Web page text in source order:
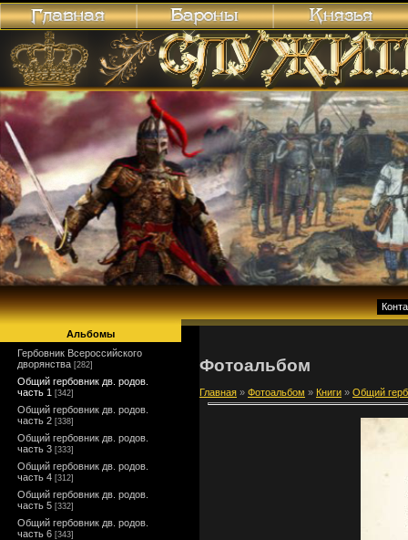
Альбомы
Гербовник Всероссийского
дворянства [282]
Общий гербовник дв. родов.
часть 1 [342]
Общий гербовник дв. родов.
часть 2 [338]
Общий гербовник дв. родов.
часть 3 [333]
Общий гербовник дв. родов.
часть 4 [312]
Общий гербовник дв. родов.
часть 5 [332]
Общий гербовник дв. родов.
часть 6 [343]
Фотоальбом
Главная » Фотоальбом » Книги » Общий